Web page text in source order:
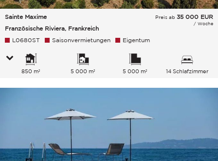
Sainte Maxime
Französische Riviera, Frankreich
Preis ab 35 000 EUR
/ Woche
L0680ST Saisonvermietungen Eigentum
850 m² 5 000 m² 5 000 m² 14 Schlafzimmer